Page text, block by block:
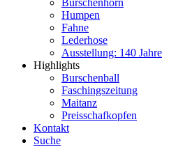
Burschenhorn
Humpen
Fahne
Lederhose
Ausstellung: 140 Jahre
Highlights
Burschenball
Faschingszeitung
Maitanz
Preisschafkopfen
Kontakt
Suche